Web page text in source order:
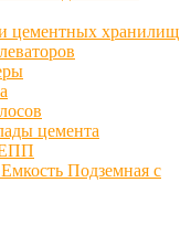
цементных хранилищ
цемента
ЕПП
Подземная с